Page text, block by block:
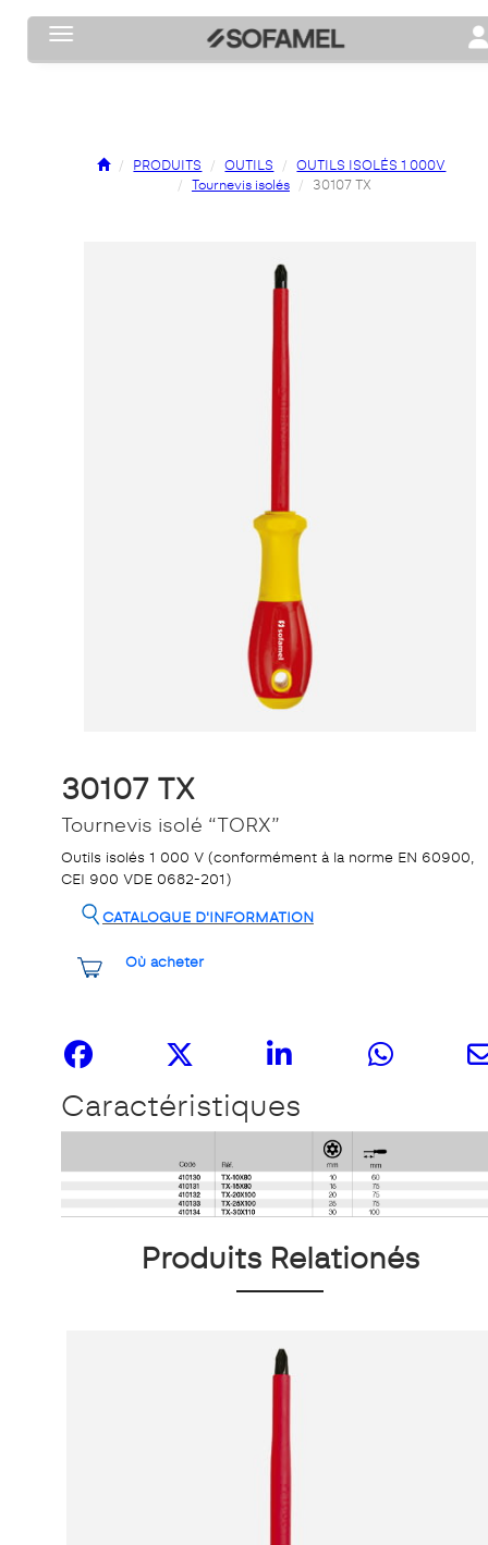
Toggle navigation
PRODUITS OUTILS
OUTILS ISOLÉS 1 000V
Tournevis isolés
30107 TX
30107 TX
Tournevis isolé “TORX”
Outils isolés 1 000 V (conformément à la norme EN 60900,
CEI 900 VDE 0682-201)
Où acheter
CATALOGUE D'INFORMATION
Caractéristiques
Produits Relationés